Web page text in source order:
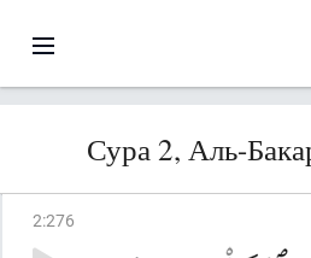
Сура 2, Аль-
2:276